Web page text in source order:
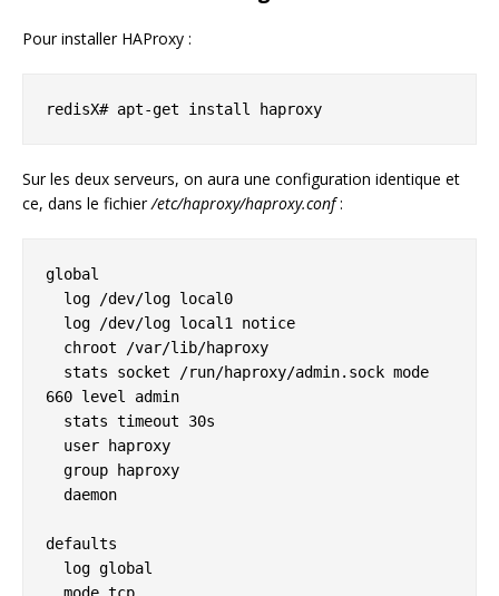
Pour installer HAProxy :
redisX# apt-get install haproxy
Sur les deux serveurs, on aura une configuration identique et
ce, dans le fichier/etc/haproxy/haproxy.conf:
global
log /dev/log local0
log /dev/log local1 notice
chroot /var/lib/haproxy
stats socket /run/haproxy/admin.sock mode
660 level admin
stats timeout 30s
user haproxy
group haproxy
daemon
defaults
log global